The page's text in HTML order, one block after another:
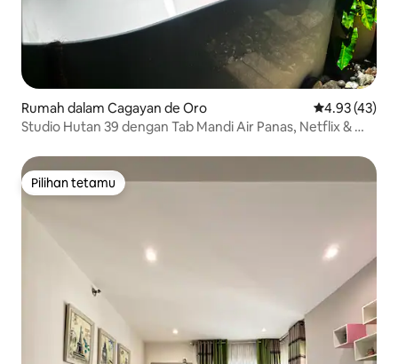
Rumah dalam Cagayan de Oro Penarafan
4.93 (43)
Studio Hutan 39 dengan Tab Mandi Air Panas, Netflix & Wi-
Pilihan tetamu
Pilihan tetamu